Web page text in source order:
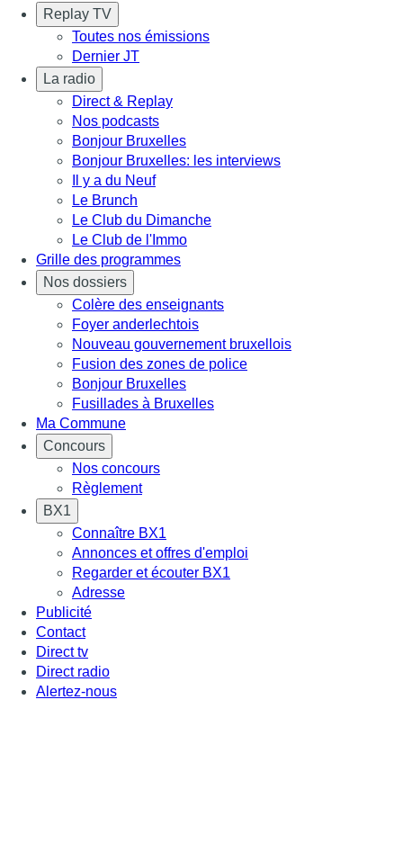
Replay TV
Toutes nos émissions
Dernier JT
La radio
Direct & Replay
Nos podcasts
Bonjour Bruxelles
Bonjour Bruxelles: les interviews
Il y a du Neuf
Le Brunch
Le Club du Dimanche
Le Club de l'Immo
Grille des programmes
Nos dossiers
Colère des enseignants
Foyer anderlechtois
Nouveau gouvernement bruxellois
Fusion des zones de police
Bonjour Bruxelles
Fusillades à Bruxelles
Ma Commune
Concours
Nos concours
Règlement
BX1
Connaître BX1
Annonces et offres d'emploi
Regarder et écouter BX1
Adresse
Publicité
Contact
Direct tv
Direct radio
Alertez-nous